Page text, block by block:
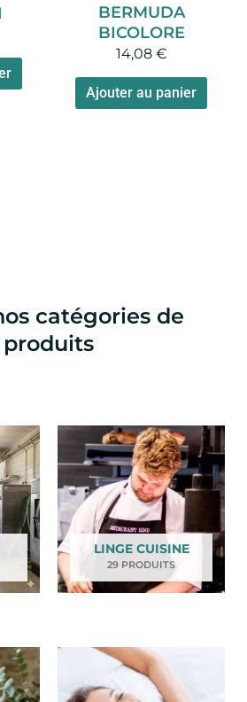
BERMUDA
BICOLORE
14,08 €
Ajouter au panier
catégories de
produits
LINGE CUISINE
29 PRODUITS